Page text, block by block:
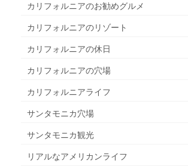
カリフォルニアのお勧めグルメ
カリフォルニアのリゾート
カリフォルニアの休日
カリフォルニアの穴場
カリフォルニアライフ
サンタモニカ穴場
サンタモニカ観光
リアルなアメリカンライフ